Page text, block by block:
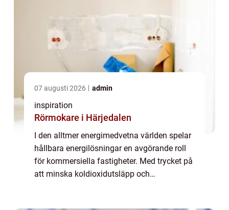
07 augusti 2026 admin
inspiration
Rörmokare i Härjedalen
I den alltmer energimedvetna världen spelar
hållbara energilösningar en avgörande roll
för kommersiella fastigheter. Med trycket på
att minska koldioxidutsläpp och